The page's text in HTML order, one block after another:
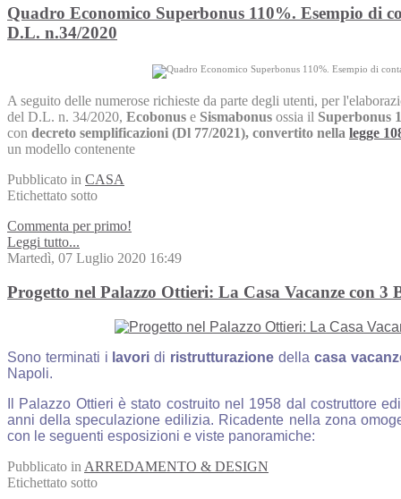
Quadro Economico Superbonus 110%. Esempio di
D.L. n.34/2020
A seguito delle numerose richieste da parte degli utenti, per
del D.L. n. 34/2020, Ecobonus e Sismabonus ossia il Superbonus
con decreto semplificazioni (Dl 77/2021), convertito nella legge
un modello contenente
Pubblicato in CASA
Etichettato sotto
Commenta per primo!
Leggi tutto...
Martedì, 07 Luglio 2020 16:49
Progetto nel Palazzo Ottieri: La Casa Vacanze con
Sono terminati i lavori di ristrutturazione della casa
Napoli.
Il Palazzo Ottieri è stato costruito nel 1958 dal costruttore
anni della speculazione edilizia. Ricadente nella zona
con le seguenti esposizioni e viste panoramiche:
Pubblicato in ARREDAMENTO & DESIGN
Etichettato sotto